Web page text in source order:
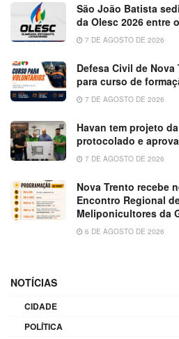
São João Batista
da Olesc 2026 entre
7 DE AGOSTO DE 2026
Defesa Civil de
para curso de
7 DE AGOSTO DE 2026
Havan tem projeto
protocolado e
7 DE AGOSTO DE 2026
Nova Trento recebe
Encontro Regional
Meliponicultores da
6 DE AGOSTO DE 2026
NOTÍCIAS
CIDADE
POLÍTICA